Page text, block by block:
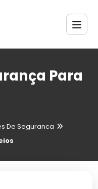
Para
De Seguranca